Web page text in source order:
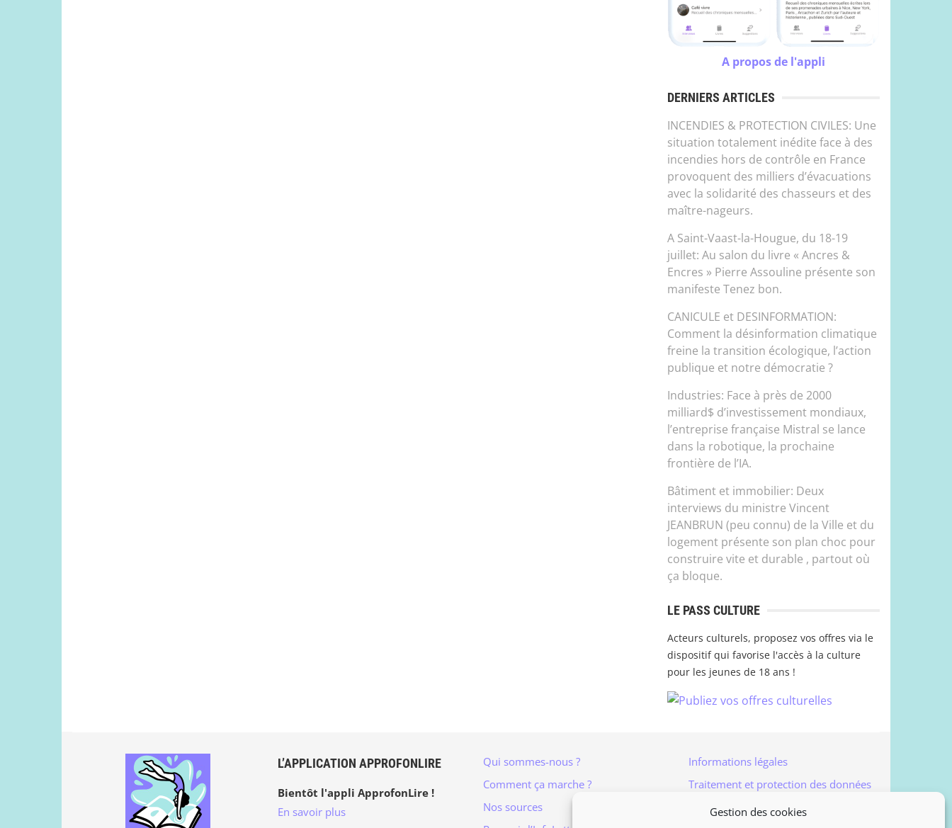
Gestion des cookies
A propos de l'appli
DERNIERS ARTICLES
INCENDIES & PROTECTION CIVILES: Une
situation totalement inédite face à des
incendies hors de contrôle en France
provoquent des milliers d’évacuations
avec la solidarité des chasseurs et des
maître-nageurs.
A Saint-Vaast-la-Hougue, du 18-19
juillet: Au salon du livre « Ancres &
Encres » Pierre Assouline présente son
manifeste Tenez bon.
CANICULE et DESINFORMATION:
Comment la désinformation climatique
freine la transition écologique, l’action
publique et notre démocratie ?
Industries: Face à près de 2000
milliard$ d’investissement mondiaux,
l’entreprise française Mistral se lance
dans la robotique, la prochaine
frontière de l’IA.
Bâtiment et immobilier: Deux
interviews du ministre Vincent
JEANBRUN (peu connu) de la Ville et du
logement présente son plan choc pour
construire vite et durable , partout où
ça bloque.
LE PASS CULTURE
Acteurs culturels, proposez vos offres via le
dispositif qui favorise l'accès à la culture
pour les jeunes de 18 ans !
L’APPLICATION APPROFONLIRE
Bientôt l'appli ApprofonLire !
En savoir plus
Qui sommes-nous ?
Comment ça marche ?
Nos sources
Informations légales
Traitement et protection des données
Accès à vos données personnelles